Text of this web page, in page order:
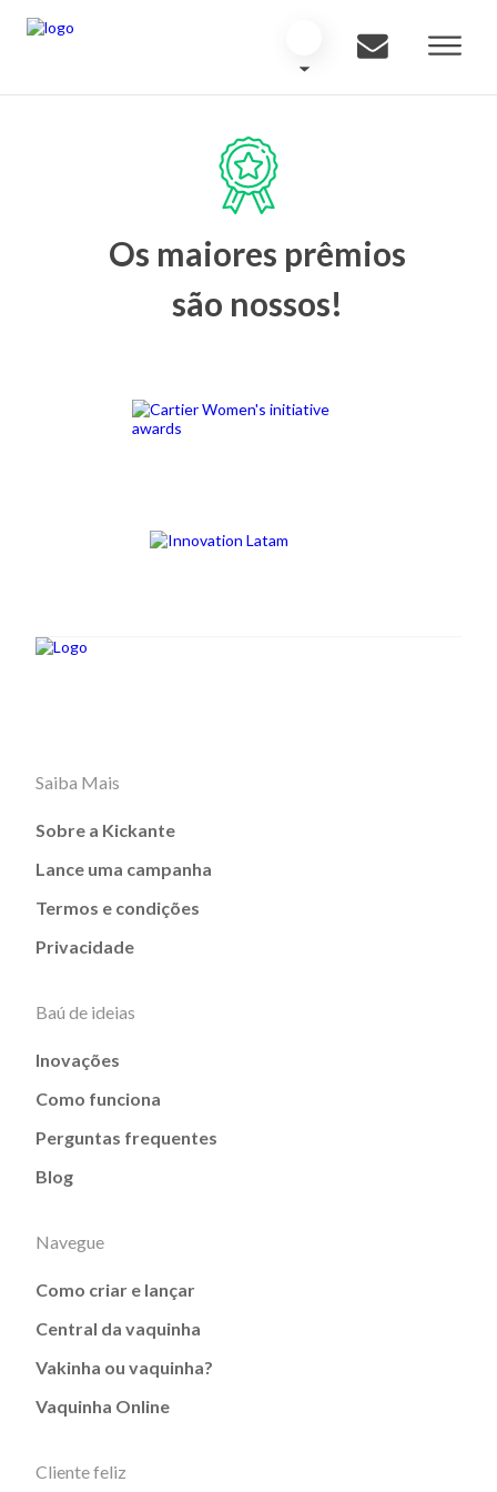
Os maiores prêmios
são nossos!
Saiba Mais
Sobre a Kickante
Lance uma campanha
Termos e condições
Privacidade
Baú de ideias
Inovações
Como funciona
Perguntas frequentes
Blog
Navegue
Como criar e lançar
Central da vaquinha
Vakinha ou vaquinha?
Vaquinha Online
Cliente feliz